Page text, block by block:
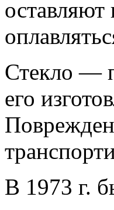
оставляют
Стекло —
его
В 1973 г.